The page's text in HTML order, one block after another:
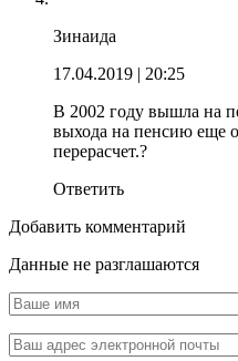
Зинаида
17.04.2019 | 20:25
В 2002 году вышла на
выхода на пенсию еще
перерасчет.?
Ответить
Добавить комментарий
Данные не разглашаются